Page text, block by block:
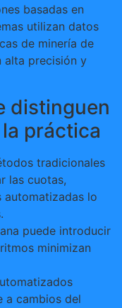
basadas en
utilizan datos
de minería de
alta precisión y
distinguen
práctica
tradicionales
las cuotas,
automatizadas lo
puede introducir
minimizan
a cambios del